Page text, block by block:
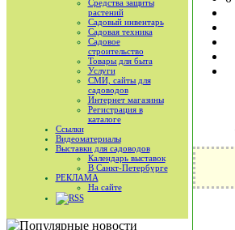
Средства защиты
растений
Садовый инвентарь
Садовая техника
Садовое
строительство
Товары для быта
Услуги
СМИ, сайты для
садоводов
Интернет магазины
Регистрация в
каталоге
Ссылки
Видеоматериалы
Выставки для садоводов
Календарь выставок
В Санкт-Петербурге
РЕКЛАМА
На сайте
RSS